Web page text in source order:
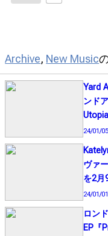
Archive, New Music
Yard
ンド
24/01/05
ヴァ
を2月
24/01/01
ロン
EP『